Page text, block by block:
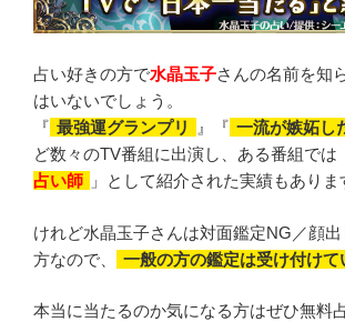
占い好きの方で水晶玉子さんの名前を知
はいないでしょう。
『 最強運グランプリ 』『 一流が嫉妬し
ど数々のTV番組に出演し、ある番組では
占い師
」として紹介された実績もありま
けれど水晶玉子さんは対面鑑定NG／顔
方なので、
一般の方の鑑定は受け付けて
本当に当たるのか気になる方はぜひ無料